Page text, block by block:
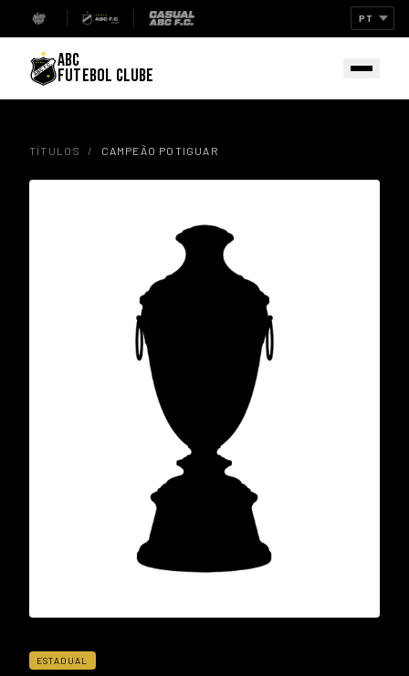
ABC
FUTEBOL CLUBE
TÍTULOS / CAMPEÃO POTIGUAR
ESTADUAL